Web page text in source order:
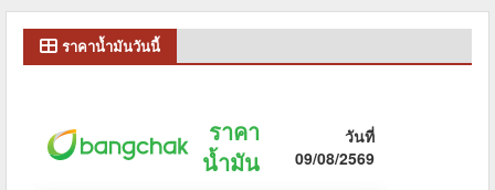
ราคาน้ำมันวันนี้